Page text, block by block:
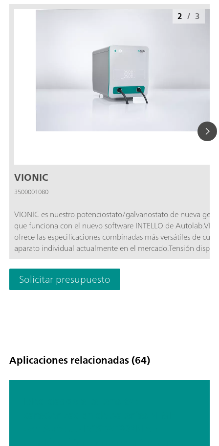
VIONIC
3500001080
VIONIC es nuestro potenciostato/galvanostato de nueva
que funciona con el nuevo software INTELLO de
ofrece las especificaciones combinadas más versátiles de
aparato individual actualmente en el mercado.Tensión
50 V; Corriente estándar: ± 6 A; Frecuencia EIS: hasta 10
Intervalo de muestreo: hasta 1 µs; También se incluyen en el
de VIONIC características que normalmente tendrían un coste
adicional con la mayoría de los demás aparatos,
2 / 3
Solicitar presupuesto
Aplicaciones relacionadas (64)